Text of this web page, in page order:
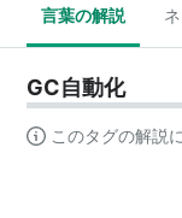
言葉の解説
GC自動化
このタグの解説